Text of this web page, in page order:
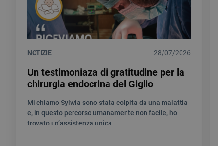
NOTIZIE 28/07/2026
Un testimoniaza di gratitudine per la
chirurgia endocrina del Giglio
Mi chiamo Sylwia sono stata colpita da una malattia
e, in questo percorso umanamente non facile, ho
trovato un’assistenza unica.